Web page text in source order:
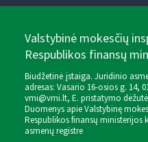
Valstybinė mokesčių
Respublikos finansų
Biudžetinė įstaiga. Juridinio
adresas: Vasario 16-osios g. 14,
vmi@vmi.lt, E. pristatymo
Duomenys apie Valstybinę
Respublikos finansų
asmenų registre